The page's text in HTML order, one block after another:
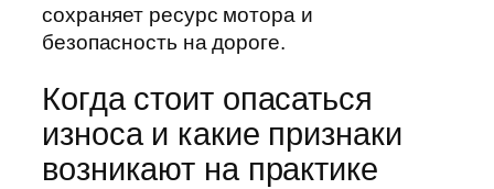
сохраняет ресурс мотора и
безопасность на дороге.
Когда стоит опасаться
износа и какие признаки
возникают на практике